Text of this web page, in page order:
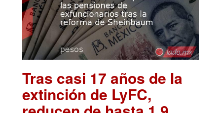
Tras casi 17 años de la
extinción de LyFC,